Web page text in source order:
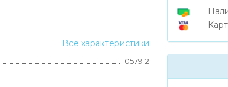
Все характеристики
057912